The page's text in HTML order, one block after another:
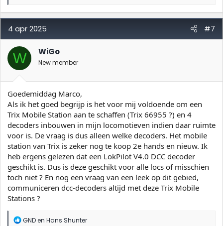
a
r
d
e
r
i
n
g
n
4 apr 2025 #7
W WiGo
New member
Goedemiddag Marco,
Als ik het goed begrijp is het voor mij voldoende om een
Trix Mobile Station aan te schaffen (Trix 66955 ?) en 4
decoders inbouwen in mijn locomotieven indien daar ruimte
voor is. De vraag is dus alleen welke decoders. Het mobile
station van Trix is zeker nog te koop 2e hands en nieuw. Ik
heb ergens gelezen dat een LokPilot V4.0 DCC decoder
geschikt is. Dus is deze geschikt voor alle locs of misschien
toch niet ? En nog een vraag van een leek op dit gebied,
communiceren dcc-decoders altijd met deze Trix Mobile
Stations ?
W
GNDen Hans Shunter